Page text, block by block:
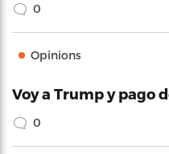
0
Opinions
Voy a Trump y pago
0